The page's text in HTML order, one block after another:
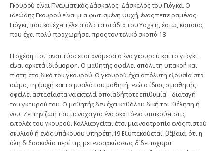
Γκουρού είναι Πνευματικός Δάσκαλος. Δάσκαλος του Γιόγκα. Ο
ιδεώδης Γκουρού είναι μια φωτισμένη ψυχή, ένας πεπειραμένος
Γιόγκι, που κατέχει τέ­λεια όλα τα στάδια του Yoga ή, έστω, κάποιος
που έχει πολύ προχωρήσει προς τον τελικό σκοπό.18
Η σχέση που αναπτύσσεται ανάμεσα σ ένα γκουρού και το γιόγκι,
είναι αρκετά ιδιόμορφη. Ο μαθητής οφείλει απόλυτη υπακοή και
πίστη στο δικό του γκουρού. Ο γκουρού έχει απόλυτη εξουσία στο
σώμα, τη ψυχή και το μυαλό του μαθητή, ενώ ο ίδιος ο μαθητής
οφείλει αστασίαστα να εκτελεί οποιαδήποτε επιθυμία – διαταγή
του γκουρού του. Ο μαθητής δεν έχει καθόλου δική του θέληση ή
νου. Ζει την ζωή του μονάχα για ένα σκοπό-να υπακούει στις
εντολές του γκουρού. Καλλιεργείται έτσι μια νοοτροπία ενός πιστού
σκυ­λιού ή ενός υπάκουου υπηρέτη.19 Εξυπακούεται, βέβαια, ότι η
όλη διδασκαλία περί της μετενσαρκώσεως δίδει ισχυρά